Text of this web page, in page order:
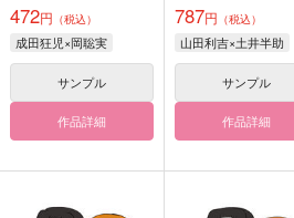
472円 （税込）
成田狂児×岡聡実
サンプル
作品詳細
787円 （税込）
山田利吉×土井半助
サンプル
作品詳細